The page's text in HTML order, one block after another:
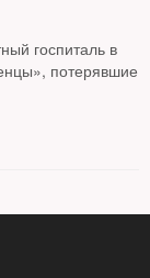
госпиталь в
потерявшие